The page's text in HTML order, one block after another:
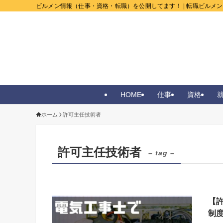
ビルメン情報（仕事・資格・転職）を公開してます！ | 転職ビルメ
HOME 仕事 資格
ホーム 許可主任技術者
許可主任技術者 – tag –
【
制